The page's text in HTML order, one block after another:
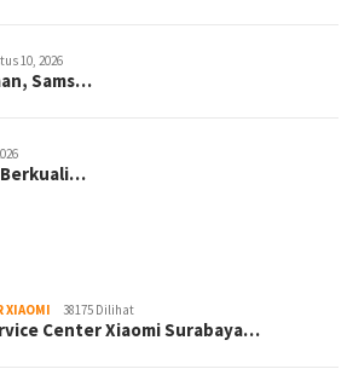
10, 2026
Sams…
Berkuali…
XIAOMI 38175 Dilihat
Center Xiaomi Surabaya…